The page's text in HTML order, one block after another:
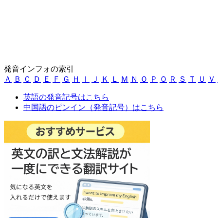
発音インフォの索引
Ａ
Ｂ Ｃ Ｄ Ｅ Ｆ Ｇ Ｈ Ｉ Ｊ Ｋ Ｌ Ｍ Ｎ Ｏ Ｐ Ｑ Ｒ Ｓ Ｔ Ｕ Ｖ
英語の発音記号はこちら
中国語のピンイン（発音記号）はこちら